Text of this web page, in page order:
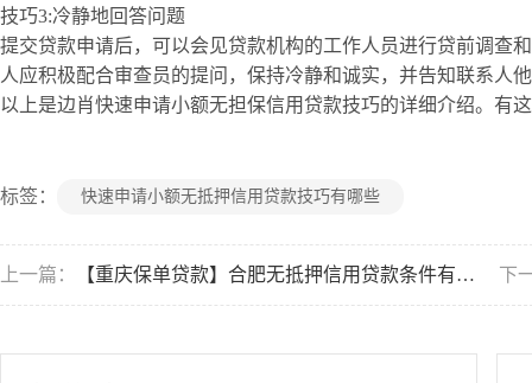
技巧3:冷静地回答问题
提交贷款申请后，可以会见贷款机构的工作人员进行贷前调查
人应积极配合审查员的提问，保持冷静和诚实，并告知联系人
以上是边肖快速申请小额无担保信用贷款技巧的详细介绍。有
标签： 快速申请小额无抵押信用贷款技巧有哪些
上一篇： 【重庆保单贷款】合肥无抵押信用贷款条件有哪些 下